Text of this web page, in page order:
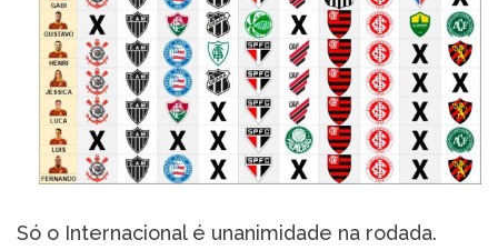
Só o Internacional é unanimidade na rodada.